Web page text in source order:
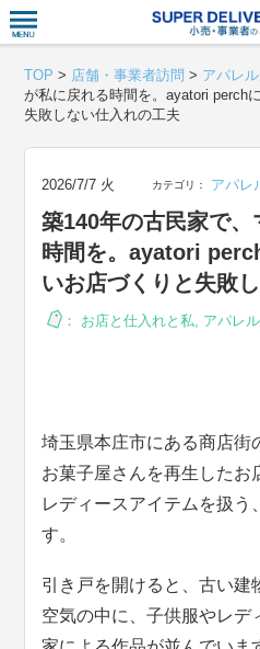
TOP > 店舗・事業者訪問 > アパレ
が私に戻れる時間を。ayatori perch
失敗しない仕入れの工夫
2026/7/7 火 カテゴリ： アパレ
築140年の古民家で、
時間を。ayatori
いお店づくりと失敗
： お店と仕入れと私, アパレ
埼玉県本庄市にある商店街
お菓子屋さんを再生したお
レディースアイテムを扱う
す。
引き戸を開けると、古い建
空気の中に、子供服やレデ